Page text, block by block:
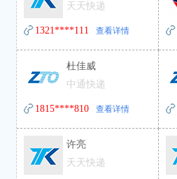
天天快递
1321****111 查看详情
杜佳威
中通快递
1815****810 查看详情
许亮
天天快递